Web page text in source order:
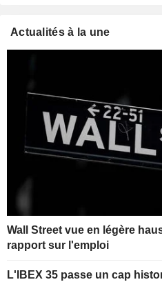
Actualités à la une
Wall Street vue en légère
rapport sur l'emploi
L'IBEX 35 passe un cap